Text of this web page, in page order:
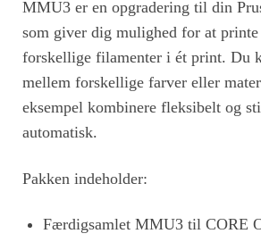
MMU3 er en opgradering til din
som giver dig mulighed for at
forskellige filamenter i ét print. Du
mellem forskellige farver eller
eksempel kombinere fleksibelt og
automatisk.
Pakken indeholder:
Færdigsamlet MMU3 til CORE